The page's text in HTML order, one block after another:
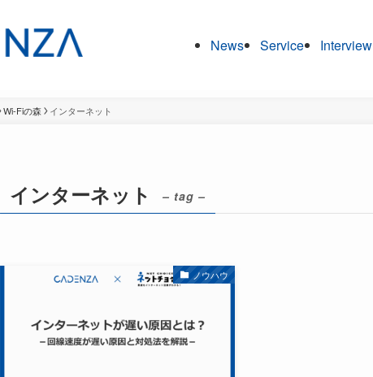
News Service Interview
Wi-Fiの森 インターネット
インターネット – tag –
ノウハウ